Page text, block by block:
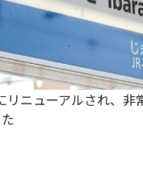
リニューアルされ、非